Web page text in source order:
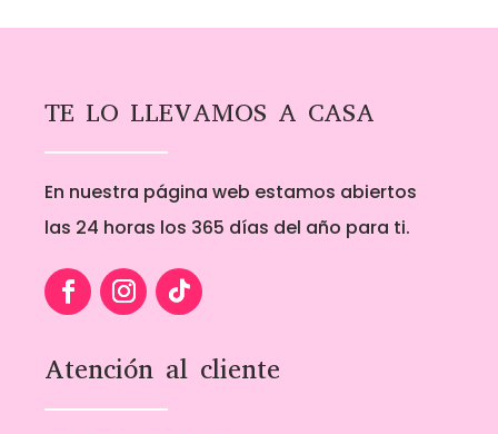
TE LO LLEVAMOS A CASA
En nuestra página web estamos abiertos
las 24 horas los 365 días del año para ti.
Atención al cliente